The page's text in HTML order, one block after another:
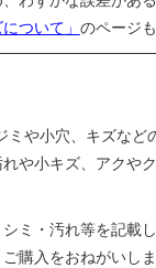
ついて」 のページ
や小穴、キズなど
や小キズ、アクや
ミ・汚れ等を記載
購入をおねがいしま